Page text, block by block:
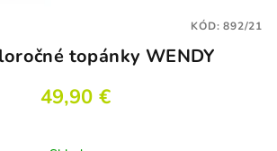
topánky WENDY
49,90 €
KÓD:892/21